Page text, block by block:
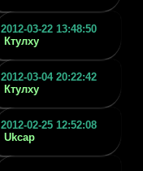
2012-03-22 13:48:50
Ктулху
2012-03-04 20:22:42
Ктулху
2012-02-25 12:52:08
Ukcap